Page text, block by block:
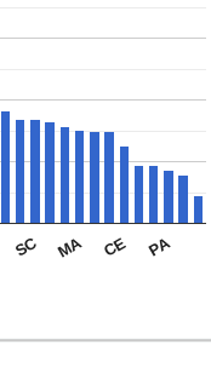
SC MA CE PA